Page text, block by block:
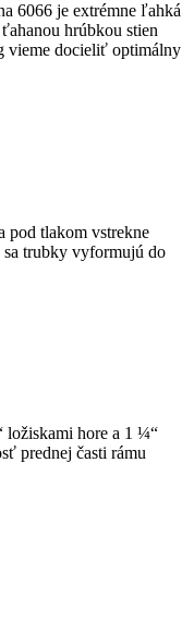
6066 je extrémne ľahká
hrúbkou stien
vieme docieliť optimálny
pod tlakom vstrekne
sa trubky vyformujú do
ložiskami hore a 1 ¼“
prednej časti rámu